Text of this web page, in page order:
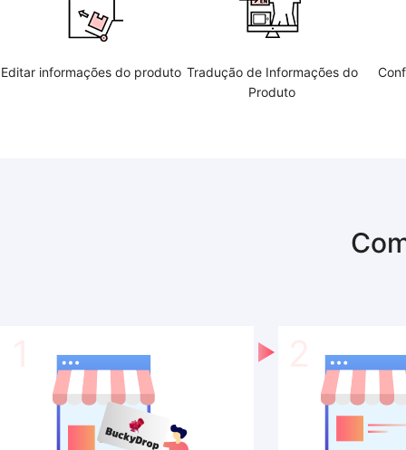
Editar informações do produto Tradução de Informações do
Produto